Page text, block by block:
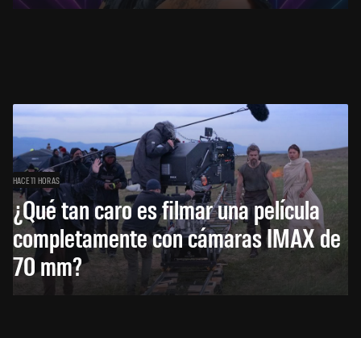
HACE 11 HORAS
¿Qué tan caro es filmar una película
completamente con cámaras IMAX de
70 mm?